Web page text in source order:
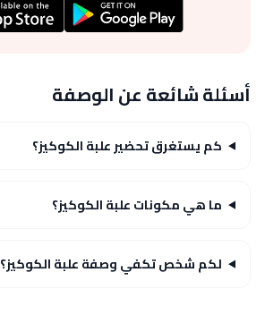
أسئلة شائعة عن الوصفة
كم يستغرق تحضير علبة الكوكيز؟
ما هي مكونات علبة الكوكيز؟
لكم شخص تكفي وصفة علبة الكوكيز؟